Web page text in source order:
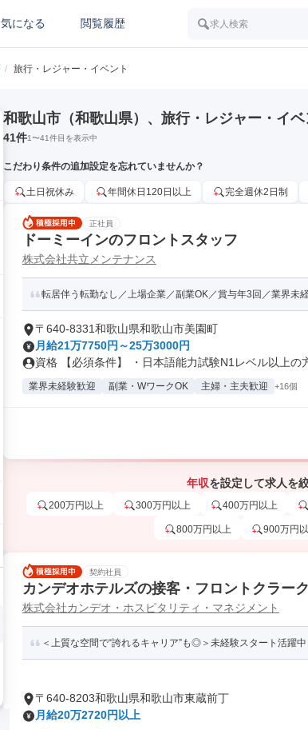
気になる 閲覧履歴 求人検索
/ 旅行・レジャー・イベント
和歌山市（和歌山県）、旅行・レジャー・イ
41件1〜41件目を表示中
こだわり条件の追加設定を忘れていませんか？
土日祝休み 年間休日120日以上 完全週休2日制
正社員
ドーミーインのフロントスタッフ
株式会社共立メンテナンス
転居伴う転勤なし／上場企業／副業OK／賞与年3回／業界未
〒640-8331和歌山県和歌山市美園町
月給21万7750円～25万3000円
資格 【必須条件】 ・日本語能力試験N1レベル以上の
業界未経験歓迎 副業・WワークOK 主婦・主夫歓迎 +16個
年収を設定して求人を
200万円以上 300万円以上 400万円以上
800万円以上 900万円
契約社員
カンデオホテルズの接客・フロントクラーク
株式会社カンデオ・ホスピタリティ・マネジメント
＜上質な空間で“誇れるキャリア”も◎＞未経験スタート活躍
〒640-8203和歌山県和歌山市東蔵前丁
月給20万2720円以上